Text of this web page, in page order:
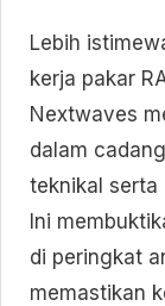
Lebih
kerja pakar
Nextwaves
dalam
teknikal serta
Ini
di peringkat
memastikan